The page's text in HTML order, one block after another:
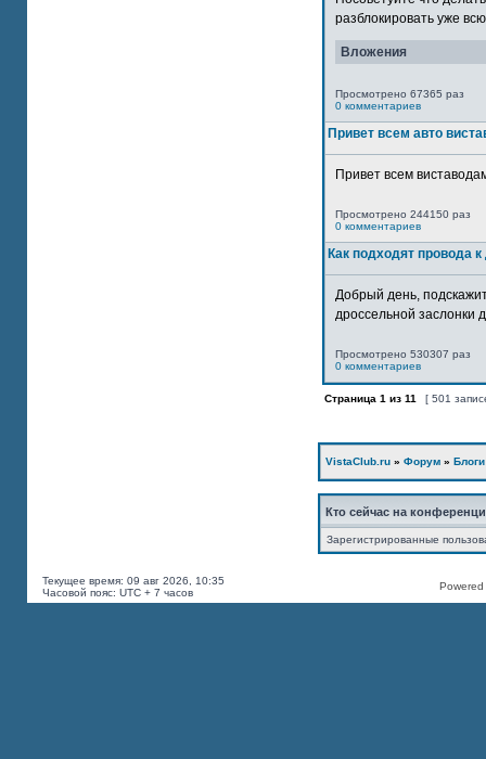
разблокировать уже
Вложения
Просмотрено 67365 раз
0 комментариев
Привет всем авто
Привет всем
Просмотрено 244150 раз
0 комментариев
Как подходят провода
Добрый день,
дроссельной заслонки
Просмотрено 530307 раз
0 комментариев
Страница 1 из 11 [ 501
VistaClub.ru » Форум » Блоги
Кто сейчас на
Зарегистрированные
Текущее время: 09 авг 2026, 10:35
Часовой пояс: UTC + 7 часов